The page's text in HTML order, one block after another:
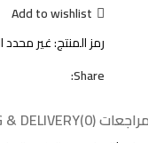
Add to wishlist
رمز المنتج:غير محدد
Share:
مراجعات (0) & DELIVERY